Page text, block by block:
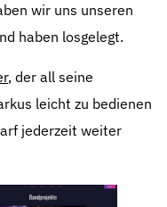
wir uns unseren
haben losgelegt.
, der all seine
leicht zu bedienen
jederzeit weiter